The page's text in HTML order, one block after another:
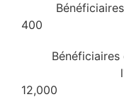
400
12,000